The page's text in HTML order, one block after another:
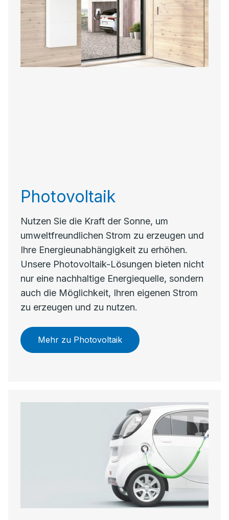
Photovoltaik
Nutzen Sie die Kraft der Sonne, um
umweltfreundlichen Strom zu erzeugen und
Ihre Energieunabhängigkeit zu erhöhen.
Unsere Photovoltaik-Lösungen bieten nicht
nur eine nachhaltige Energiequelle, sondern
auch die Möglichkeit, Ihren eigenen Strom
zu erzeugen und zu nutzen.
Mehr zu Photovoltaik